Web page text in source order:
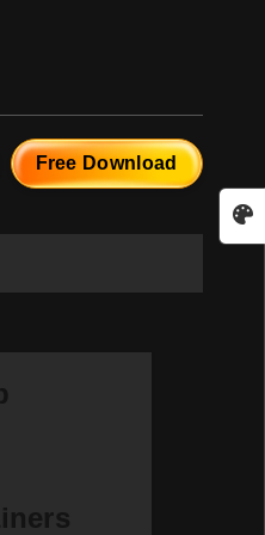
Free Download